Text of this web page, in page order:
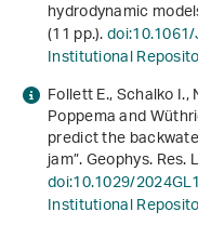
hydrodynamic
(11 pp.).
Institutional
Follett E., Schalko
Poppema and
predict the
jam”. Geophys. Res.
doi:10.1029/
Institutional